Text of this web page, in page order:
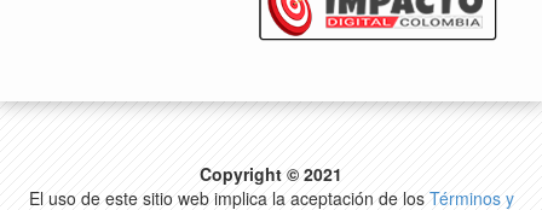
Copyright © 2021
El uso de este sitio web implica la aceptación de los Términos y